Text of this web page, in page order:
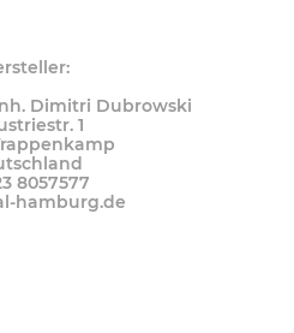
Dimitri Dubrowski
1
8057577
hamburg.de